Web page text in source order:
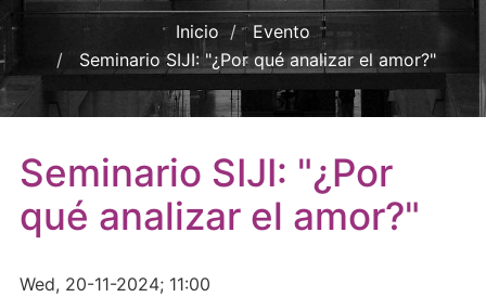
Inicio
Evento
Seminario SIJI: "¿Por qué analizar el amor?"
Seminario SIJI: "¿Por
qué analizar el amor?"
Wed, 20-11-2024; 11:00